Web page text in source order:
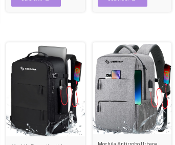
Mochila Antirrobo Urbana